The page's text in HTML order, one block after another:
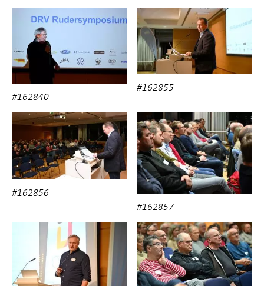
#162840
#162855
#162856
#162857